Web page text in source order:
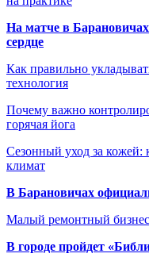
На матче в
сердце
Как правильно
технология
Почему важно
горячая йога
Сезонный уход за кожей:
климат
В Барановичах
Малый ремонтный
В городе пройдет